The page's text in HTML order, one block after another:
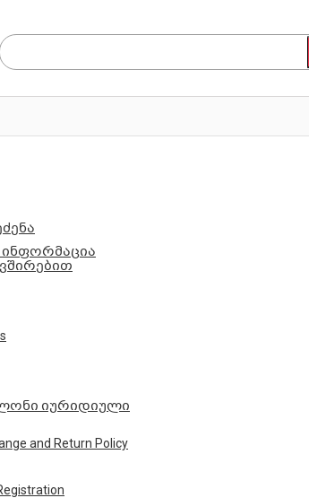
ინფორმაცია
იურიდიული
and Return Policy